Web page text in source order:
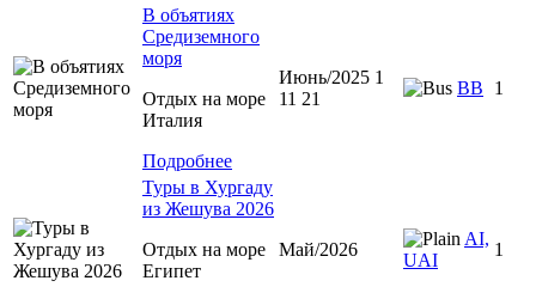
В объятиях
Средиземного
моря
Отдых на море
Италия
Подробнее
Июнь/2025 1
11 21
BB 1
Туры в Хургаду
из Жешува 2026
Отдых на море
Египет
Май/2026
AI,
UAI
1